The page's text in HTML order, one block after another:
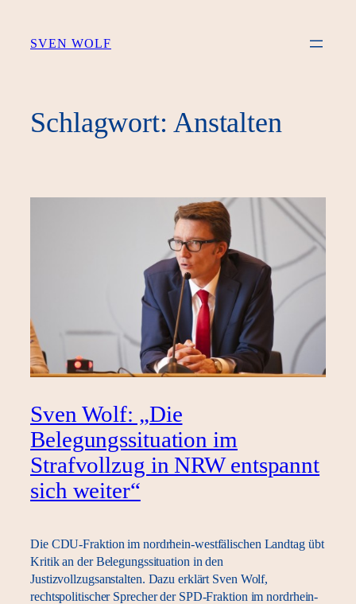
Inhalt
SVEN WOLF
Schlagwort: Anstalten
Sven Wolf: „Die
Belegungssituation im
Strafvollzug in NRW entspannt
sich weiter“
Die CDU-Fraktion im nordrhein-westfälischen Landtag übt
Kritik an der Belegungssituation in den
Justizvollzugsanstalten. Dazu erklärt Sven Wolf,
rechtspolitischer Sprecher der SPD-Fraktion im nordrhein-